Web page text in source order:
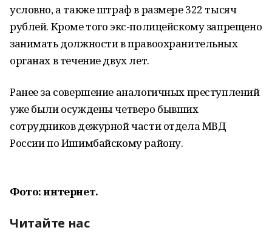
условно, а также штраф в размере 322 тысяч
рублей. Кроме того экс-полицейскому запрещено
занимать должности в правоохранительных
органах в течение двух лет.
Ранее за совершение аналогичных преступлений
уже были осуждены четверо бывших
сотрудников дежурной части отдела МВД
России по Ишимбайскому району.
Фото: интернет.
Читайте нас